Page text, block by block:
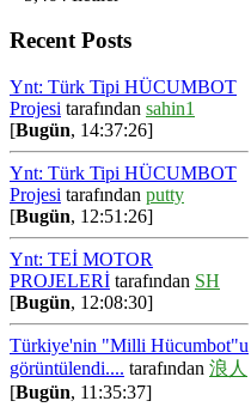
Recent Posts
Ynt: Türk Tipi HÜCUMBOT
Projesi tarafından sahin1
[Bugün, 14:37:26]
Ynt: Türk Tipi HÜCUMBOT
Projesi tarafından putty
[Bugün, 12:51:26]
Ynt: TEİ MOTOR
PROJELERİ tarafından SH
[Bugün, 12:08:30]
Türkiye'nin "Milli Hücumbot"u
görüntülendi.... tarafından 浪人
[Bugün, 11:35:37]